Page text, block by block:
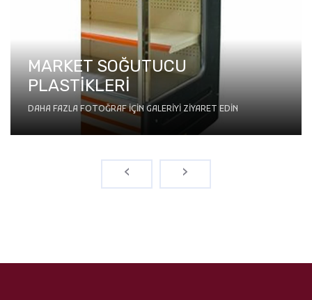
OYUN MAKİNESİ KABİNİ
DAHA FAZLA FOTOĞRAF IÇIN GALERIYI ZIYARET EDIN
‹ ›